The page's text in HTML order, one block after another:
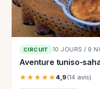
CIRCUIT 10 JOURS / 9
Aventure tuniso-
★★★★★4,9(14 avis)